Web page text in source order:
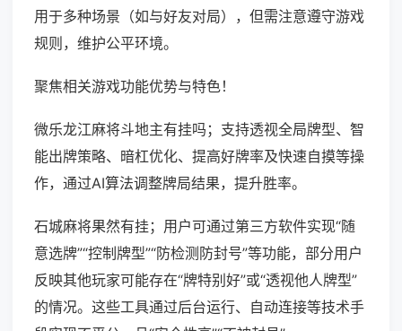
用于多种场景（如与好友对局），但需注意遵守游戏
规则，维护公平环境。
聚焦相关游戏功能优势与特色！
微乐龙江麻将斗地主有挂吗；支持透视全局牌型、智
能出牌策略、暗杠优化、提高好牌率及快速自摸等操
作，通过AI算法调整牌局结果，提升胜率。
石城麻将果然有挂；用户可通过第三方软件实现“随
意选牌”“控制牌型”“防检测防封号”等功能，部分用户
反映其他玩家可能存在“牌特别好”或“透视他人牌型”
的情况。这些工具通过后台运行、自动连接等技术手